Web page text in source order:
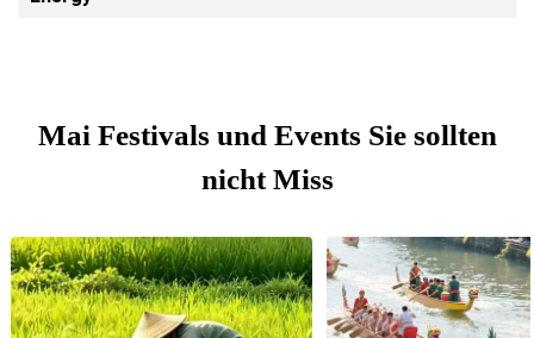
Mai Festivals und Events Sie sollten
nicht Miss